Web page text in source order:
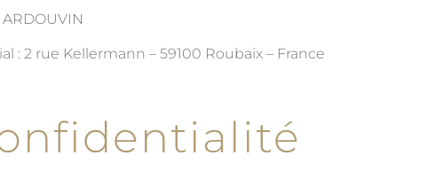
: 2 rue Kellermann – 59100 Roubaix – France